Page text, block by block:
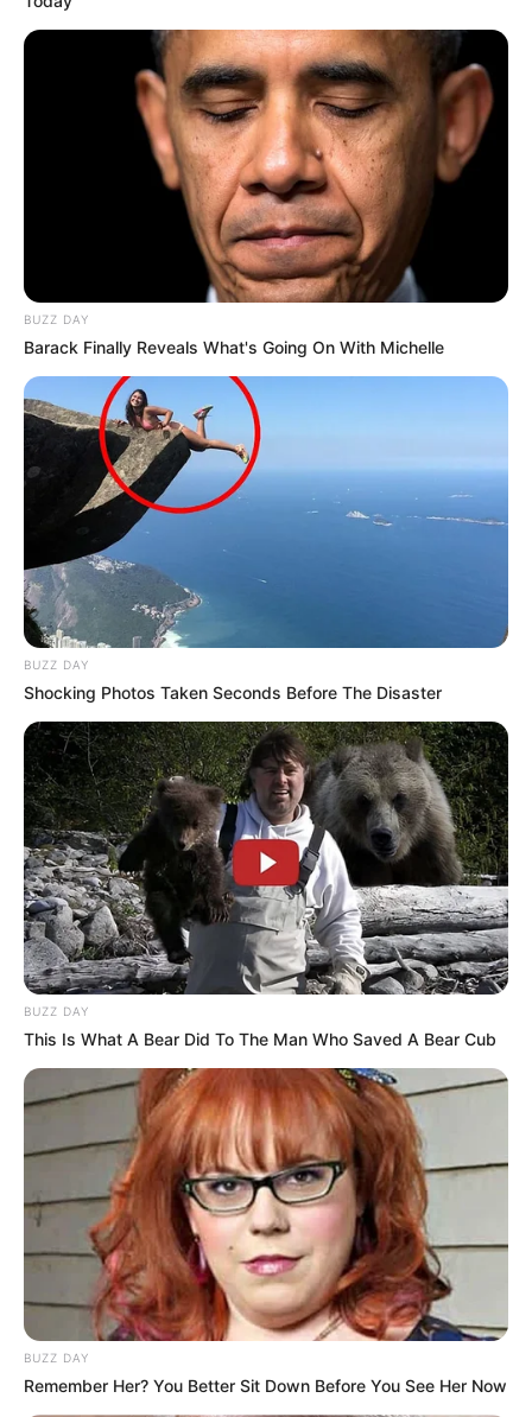
BUZZ DAY
Barack Finally Reveals What's Going On With Michelle
BUZZ DAY
Shocking Photos Taken Seconds Before The Disaster
BUZZ DAY
This Is What A Bear Did To The Man Who Saved A Bear Cub
BUZZ DAY
Remember Her? You Better Sit Down Before You See Her Now